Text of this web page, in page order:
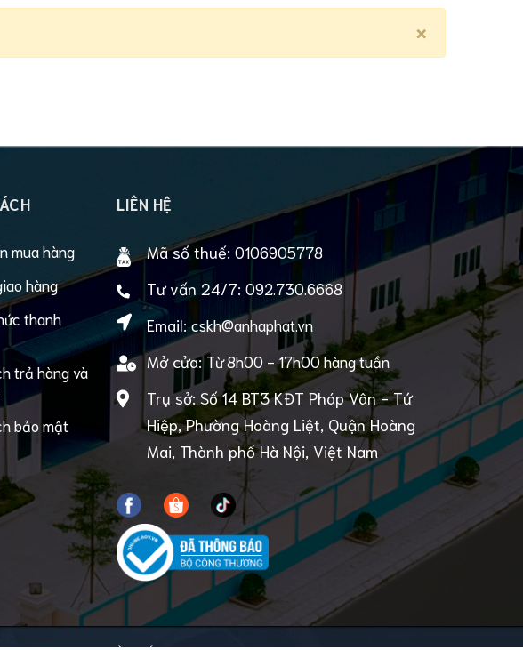
×
mua hàng
hàng
thanh
trả hàng và
bảo mật
LIÊN HỆ
Mã số thuế: 0106905778
Tư vấn 24/7: 092.730.6668
Email:cskh@anhaphat.vn
Mở cửa:Từ 8h00 - 17h00 hàng tuần
Trụ sở: Số 14 BT3 KĐT Pháp Vân - Tứ
Hiệp, Phường Hoàng Liệt, Quận Hoàng
Mai, Thành phố Hà Nội, Việt Nam